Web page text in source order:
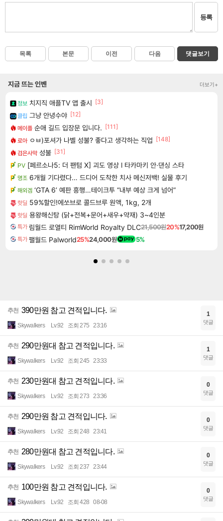
등록
목록 본문 이전 다음 댓글보기
지금 뜨는 인벤 더보기+
정보 치지직 애플TV 앱 출시 [3]
클립 그냥 안녕수야 [12]
메이플 순애 길드 입장문 입니다. [111]
로아 ㅇㅂ)포셔가 나벨 성불? 좋다고 생각하는 직업 [148]
검은사막 성불 [31]
PV [페르소나5: 더 팬텀 X] 괴도 영상 l 타카마키 안·댄싱 스타
명조 6개월 기다렸다… 드디어 도착한 치사 메신저백! 실물 후기
해외겜 ‘GTA 6’ 예판 흥행…테이크투 “내부 예상 크게 넘어”
핫딜 59%할인!에쏘브로 콜드브루 원액, 1kg, 2개
핫딜 용왕해신탕 (닭+전복+문어+새우+약재) 3~4인분
특가 림월드 로열티 RimWorld Royalty DLC21,500원20%17,200원
특가 팰월드 Palworld25%24,000원 5%
추천 390만원 참고 견적입니다.
Skywalkers Lv.92 조회 275 23:16
1
댓글
추천 290만원대 참고 견적입니다.
Skywalkers Lv.92 조회 245 23:33
1
댓글
추천 230만원대 참고 견적입니다.
Skywalkers Lv.92 조회 273 23:36
0
댓글
추천 290만원 참고 견적입니다.
Skywalkers Lv.92 조회 248 23:41
0
댓글
추천 280만원대 참고 견적입니다.
Skywalkers Lv.92 조회 237 23:44
0
댓글
추천 100만원 참고 견적입니다.
Skywalkers Lv.92 조회 428 08-08
0
댓글